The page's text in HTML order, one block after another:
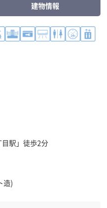
駅 」徒歩2分
造)
建物情報